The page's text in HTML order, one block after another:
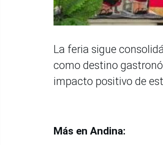
La feria sigue
como destino
impacto positivo de
Más en Andina: